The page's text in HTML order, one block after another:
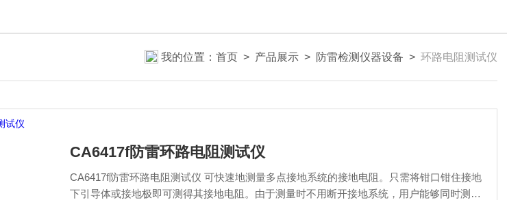
我的位置： 首页 > 产品展示 > 防雷检测仪器设备 > 环路电阻测试仪
CA6417f防雷环路电阻测试仪
CA6417f防雷环路电阻测试仪 可快速地测量多点接地系统的接地电阻。只需将钳口钳住接地
下引导体或接地极即可测得其接地电阻。由于测量时不用断开接地系统，用户能够同时测量